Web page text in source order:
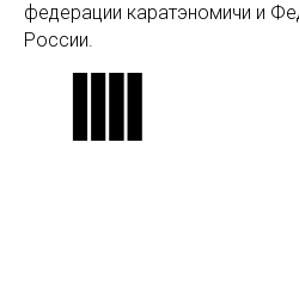
федерации каратэномичи и
России.